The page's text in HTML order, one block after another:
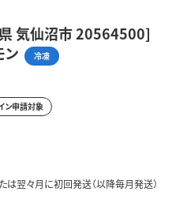
気仙沼市 20564500]
ン
冷凍
ン申請対象
翌々月に初回発送（以降毎月発送）